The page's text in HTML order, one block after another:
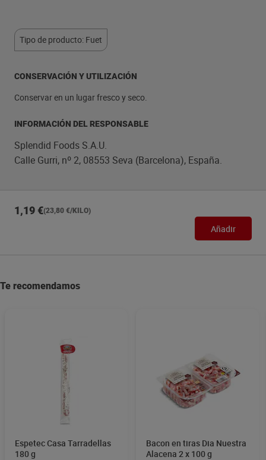
Tipo de producto: Fuet
CONSERVACIÓN Y UTILIZACIÓN
Conservar en un lugar fresco y seco.
INFORMACIÓN DEL RESPONSABLE
Splendid Foods S.A.U.
Calle Gurri, nº 2, 08553 Seva (Barcelona), España.
1,19 €(23,80 €/KILO)
Añadir
Te recomendamos
Espetec Casa Tarradellas
180 g
Bacon en tiras Dia Nuestra
Alacena 2 x 100 g